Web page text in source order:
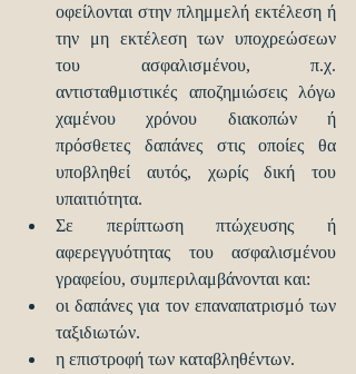
οφείλονται στην πλημμελή εκτέλεση ή
την μη εκτέλεση των υποχρεώσεων
του ασφαλισμένου, π.χ.
αντισταθμιστικές αποζημιώσεις λόγω
χαμένου χρόνου διακοπών ή
πρόσθετες δαπάνες στις οποίες θα
υποβληθεί αυτός, χωρίς δική του
υπαιτιότητα.
Σε περίπτωση πτώχευσης ή
αφερεγγυότητας του ασφαλισμένου
γραφείου, συμπεριλαμβάνονται και:
οι δαπάνες για τον επαναπατρισμό των
ταξιδιωτών.
η επιστροφή των καταβληθέντων.